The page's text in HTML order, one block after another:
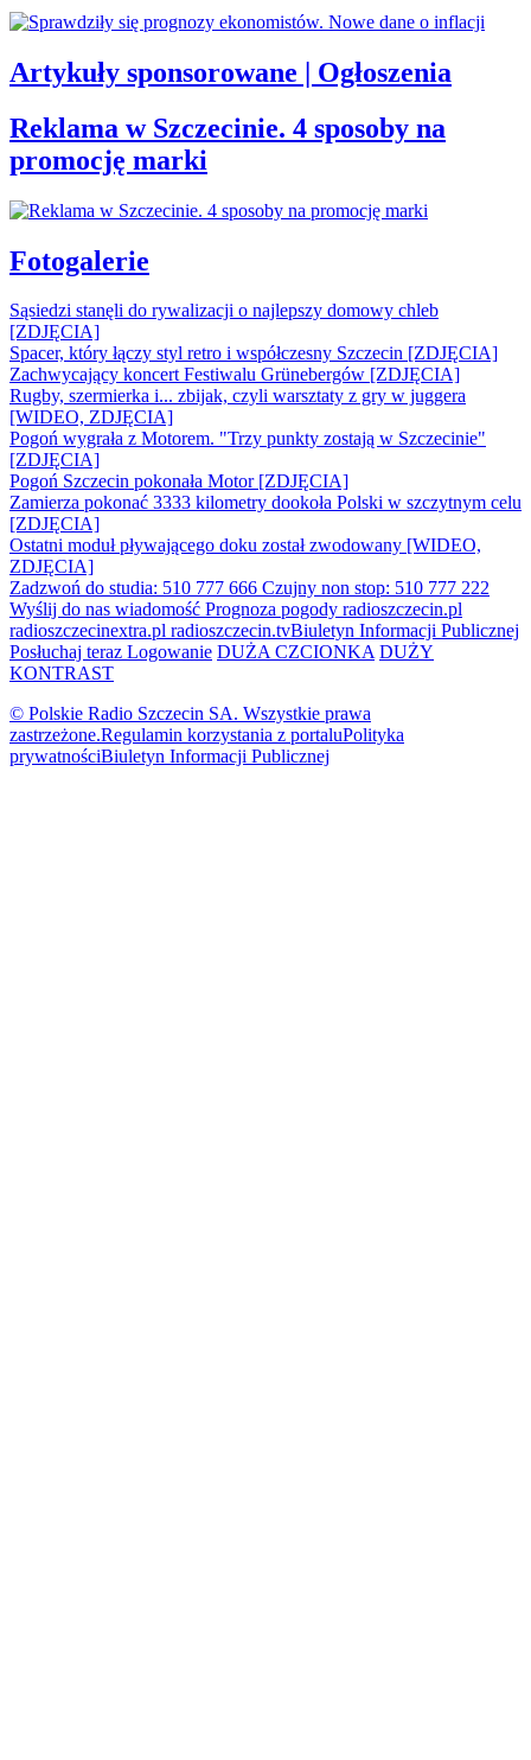
Artykuły sponsorowane | Ogłoszenia
Reklama w Szczecinie. 4 sposoby na
promocję marki
Fotogalerie
Sąsiedzi stanęli do rywalizacji o najlepszy domowy chleb
[ZDJĘCIA]
Spacer, który łączy styl retro i współczesny Szczecin [ZDJĘCIA]
Zachwycający koncert Festiwalu Grünebergów [ZDJĘCIA]
Rugby, szermierka i... zbijak, czyli warsztaty z gry w juggera
[WIDEO, ZDJĘCIA]
Pogoń wygrała z Motorem. "Trzy punkty zostają w Szczecinie"
[ZDJĘCIA]
Pogoń Szczecin pokonała Motor [ZDJĘCIA]
Zamierza pokonać 3333 kilometry dookoła Polski w szczytnym celu
[ZDJĘCIA]
Ostatni moduł pływającego doku został zwodowany [WIDEO,
ZDJĘCIA]
Zadzwoń do studia: 510 777 666 Czujny non stop: 510 777 222
Wyślij do nas wiadomość Prognoza pogody radioszczecin.pl
radioszczecinextra.pl radioszczecin.tvBiuletyn Informacji Publicznej
Posłuchaj teraz Logowanie DUŻA CZCIONKA DUŻY
KONTRAST
© Polskie Radio Szczecin SA. Wszystkie prawa
zastrzeżone.Regulamin korzystania z portaluPolityka
prywatnościBiuletyn Informacji Publicznej